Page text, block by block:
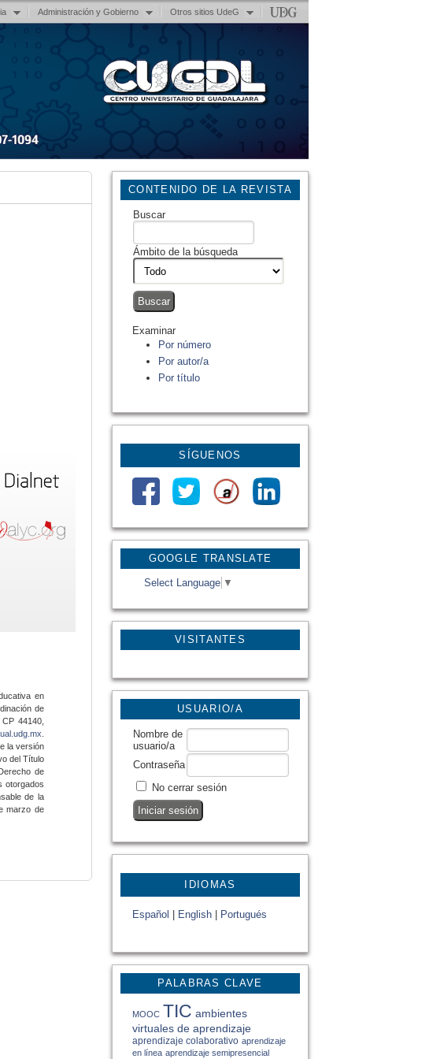
Administración y Gobierno Otros sitios UdeG
GOOGLE TRANSLATE
Select Language ▼
VISITANTES
CONTENIDO DE LA REVISTA
Buscar
Ámbito de la búsqueda
Examinar
Por número
Por autor/a
Por título
SÍGUENOS
USUARIO/A
Nombre de
usuario/a
Contraseña
No cerrar sesión
IDIOMAS
Español English Portugués
PALABRAS CLAVE
MOOC TIC ambientes
virtuales de aprendizaje
aprendizaje colaborativo aprendizaje
en línea aprendizaje semipresencial
en
de
44140,
la versión
del Título
de
otorgados
de la
marzo de